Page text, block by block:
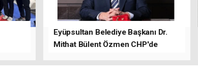
Eyüpsultan Belediye Başkanı Dr.
Mithat Bülent Özmen CHP'de